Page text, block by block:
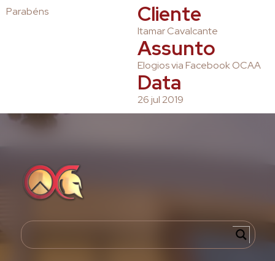
Parabéns Cliente
Itamar Cavalcante
Assunto
Elogios via Facebook OCAA
Data
26 jul 2019